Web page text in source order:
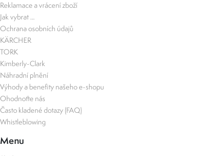
Reklamace a vrácení zboží
Jak vybrat ...
Ochrana osobních údajů
KÄRCHER
TORK
Kimberly-Clark
Náhradní plnění
Výhody a benefity našeho e-shopu
Ohodnoťte nás
Často kladené dotazy (FAQ)
Whistleblowing
Menu